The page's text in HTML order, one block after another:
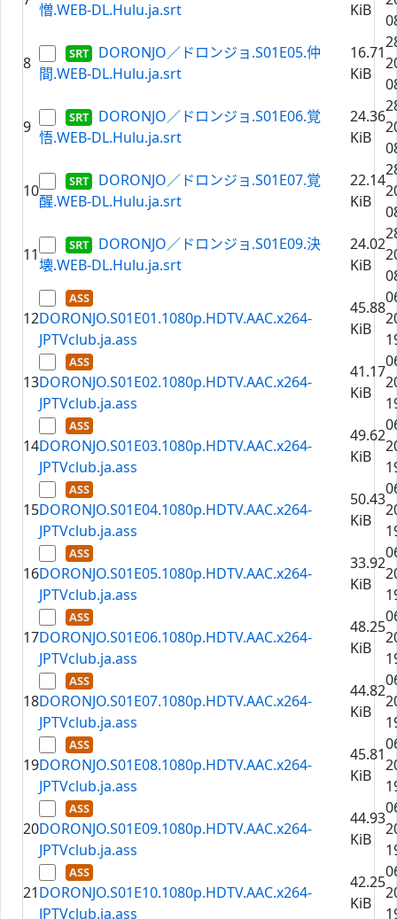
憎.WEB-DL.Hulu.ja.srt
KiB
8
DORONJO／ドロンジョ.S01E05.仲
間.WEB-DL.Hulu.ja.srt
16.71
KiB
9
DORONJO／ドロンジョ.S01E06.覚
悟.WEB-DL.Hulu.ja.srt
24.36
KiB
10
DORONJO／ドロンジョ.S01E07.覚
醒.WEB-DL.Hulu.ja.srt
22.14
KiB
11
DORONJO／ドロンジョ.S01E09.決
壊.WEB-DL.Hulu.ja.srt
24.02
KiB
12DORONJO.S01E01.1080p.HDTV.AAC.x264-
JPTVclub.ja.ass
45.88
KiB
13DORONJO.S01E02.1080p.HDTV.AAC.x264-
JPTVclub.ja.ass
41.17
KiB
14DORONJO.S01E03.1080p.HDTV.AAC.x264-
JPTVclub.ja.ass
49.62
KiB
15DORONJO.S01E04.1080p.HDTV.AAC.x264-
JPTVclub.ja.ass
50.43
KiB
16DORONJO.S01E05.1080p.HDTV.AAC.x264-
JPTVclub.ja.ass
33.92
KiB
17DORONJO.S01E06.1080p.HDTV.AAC.x264-
JPTVclub.ja.ass
48.25
KiB
18DORONJO.S01E07.1080p.HDTV.AAC.x264-
JPTVclub.ja.ass
44.82
KiB
19DORONJO.S01E08.1080p.HDTV.AAC.x264-
JPTVclub.ja.ass
45.81
KiB
20DORONJO.S01E09.1080p.HDTV.AAC.x264-
JPTVclub.ja.ass
44.93
KiB
21DORONJO.S01E10.1080p.HDTV.AAC.x264-
JPTVclub.ja.ass
42.25
KiB